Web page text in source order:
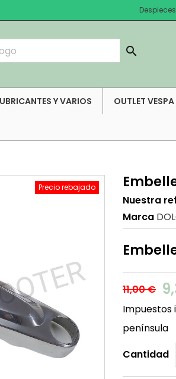
Despieces

Y VARIOS OUTLET VESPA
Precio rebajado
Nuestra
Marca
11,00 €
Impuestos
península
Cantidad